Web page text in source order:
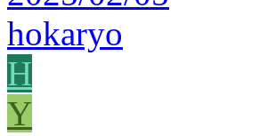
hokaryo
H
Y